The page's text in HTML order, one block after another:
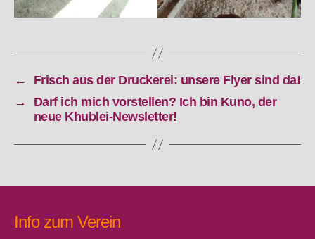
←
Frisch aus der Druckerei: unsere Flyer sind da!
→
Darf ich mich vorstellen? Ich bin Kuno, der
neue Khublei-Newsletter!
Info zum Verein